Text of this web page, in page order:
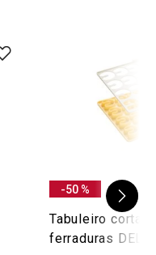
-50 %
Tabuleiro corta
ferraduras